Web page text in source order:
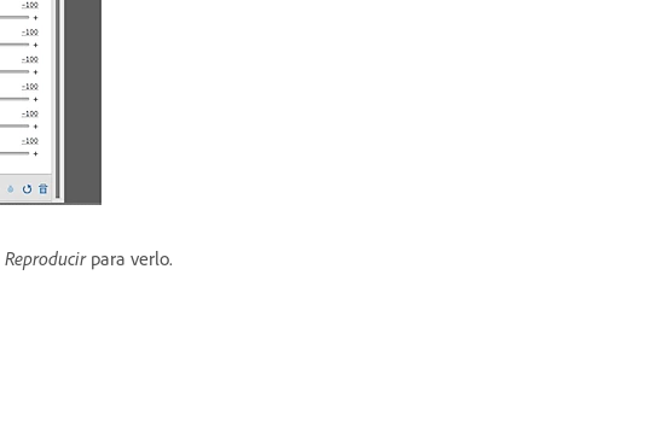
Reproducir para verlo.